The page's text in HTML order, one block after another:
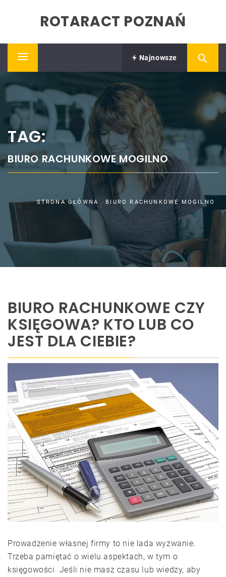
ROTARACT POZNAŃ
Primary
Najnowsze
TAG:
BIURO RACHUNKOWE MOGILNO
STRONA GŁÓWNA BIURO RACHUNKOWE MOGILNO
BIURO RACHUNKOWE CZY
KSIĘGOWA? KTO LUB CO
JEST DLA CIEBIE?
Prowadzenie własnej firmy to nie lada wyzwanie.
Trzeba pamiętać o wielu aspektach, w tym o
księgowości. Jeśli nie masz czasu lub wiedzy, aby